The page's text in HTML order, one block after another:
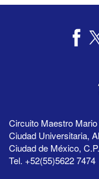
Circuito Maestro
Ciudad Universitaria,
Ciudad de México,
Tel. +52(55)5622 7474